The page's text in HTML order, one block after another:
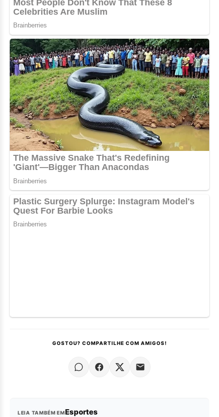
GOSTOU? COMPARTILHE COM AMIGOS!
LEIA TAMBÉM EMEsportes